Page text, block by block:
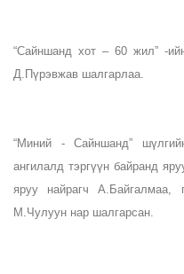
“Сайншанд хот – 60 жил” -
Д.Пүрэвжав шалгарлаа.
“Миний - Сайншанд”
ангилалд тэргүүн байранд
яруу найрагч А.Байгалмаа,
М.Чулуун нар шалгарсан.